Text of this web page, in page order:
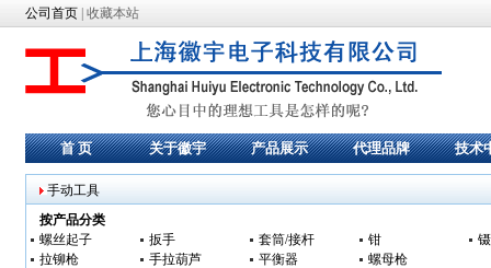
公司首页| 收藏本站
首 页 关于徽宇 产品展示 代理品牌 技术
手动工具
按产品分类
螺丝起子
扳手 套筒/接杆 钳
拉铆枪
手拉葫芦 平衡器
螺母枪